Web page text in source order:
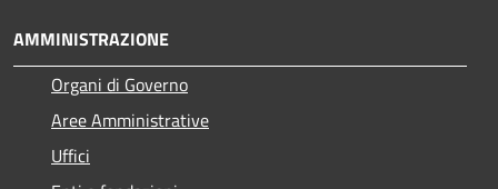
AMMINISTRAZIONE
Organi di Governo
Aree Amministrative
Uffici